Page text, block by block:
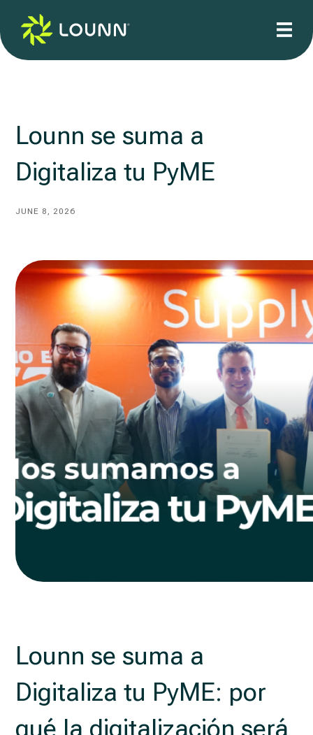
Lounn se suma a
Digitaliza tu PyME
JUNE 8, 2026
Lounn se suma a
Digitaliza tu PyME: por
qué la digitalización será